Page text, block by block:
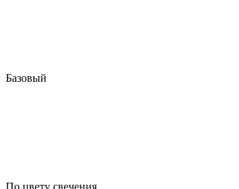
Базовый
По цвету свечения